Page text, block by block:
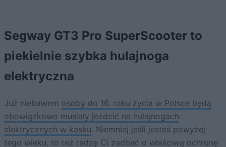
Segway GT3 Pro SuperScooter to
piekielnie szybka hulajnoga
elektryczna
Już niebawem osoby do 16. roku życia w Polsce będą
obowiązkowo musiały jeździć na hulajnogach
elektrycznych w kasku. Niemniej jeśli jesteś powyżej
tego wieku, to też radzę Ci zadbać o właściwą ochronę